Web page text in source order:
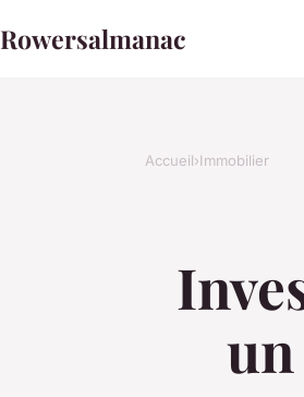
Rowersalmanac
Accueil›Immobilier